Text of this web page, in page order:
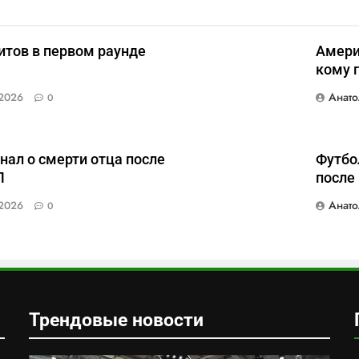
в первом раунде
0
кому
о смерти отца после
0
после
Трендовые новости